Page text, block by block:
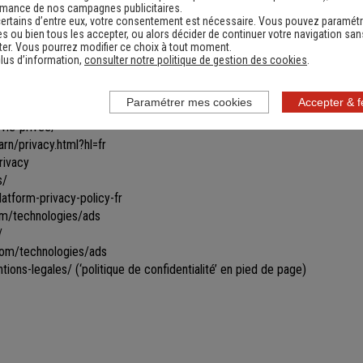
toutes ou certaines parties du site.
informations ne seront remises à jour qu'après s'être reconnecté sur
par le biais de cookies gérés par un partenaire. Les
des bannières personnalisées vous proposant des produits
type de bannières apparaître et/ou obtenir davantage
privee/
privacy.html?hl=fr
privacy-policy-fr
technologies/ads
technologies/ads
legales/ (‘politique de confidentialité’ en pied de page)
de nos campagnes publicitaires.
d’entre eux, votre consentement est nécessaire. Vous pouvez
ou bien tous les accepter, ou alors décider de continuer votre navigation
Vous pourrez modifier ce choix à tout moment.
d’information, consulter notre politique de gestion des cookies.
Accepter &
Paramétrer mes cookies